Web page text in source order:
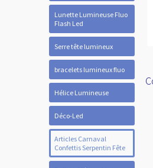
Lunette Lumineuse Fluo
Flash Led
Serre tête lumineux
bracelets lumineux fluo
Hélice Lumineuse
Déco-Led
Articles Carnaval
Confettis Serpentin Fête